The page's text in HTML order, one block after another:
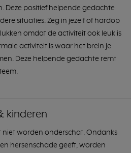
Deze positief helpende gedachte
situaties. Zeg in jezelf of hardop
omdat de activiteit ook leuk is
activiteit is waar het brein je
Deze helpende gedachte remt
kinderen
niet worden onderschat. Ondanks
hersenschade geeft, worden